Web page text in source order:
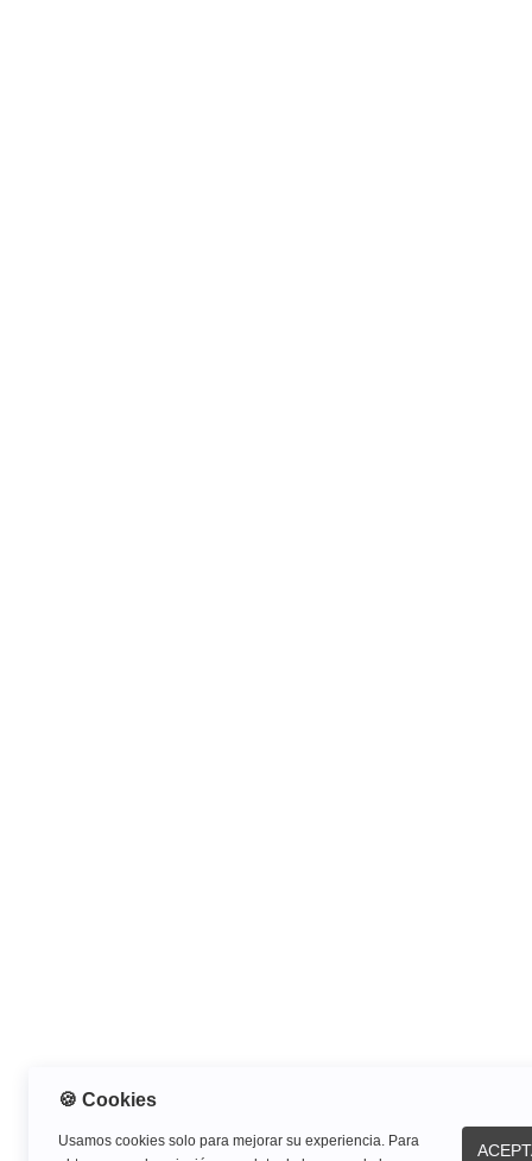
🍪 Cookies
Usamos cookies solo para mejorar su experiencia. Para